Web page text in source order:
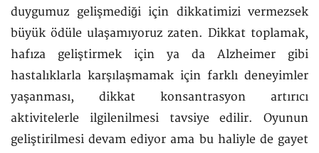
duygumuz gelişmediği için dikkatimizi vermezsek
büyük ödüle ulaşamıyoruz zaten. Dikkat toplamak,
hafıza geliştirmek için ya da Alzheimer gibi
hastalıklarla karşılaşmamak için farklı deneyimler
yaşanması, dikkat konsantrasyon artırıcı
aktivitelerle ilgilenilmesi tavsiye edilir. Oyunun
geliştirilmesi devam ediyor ama bu haliyle de gayet